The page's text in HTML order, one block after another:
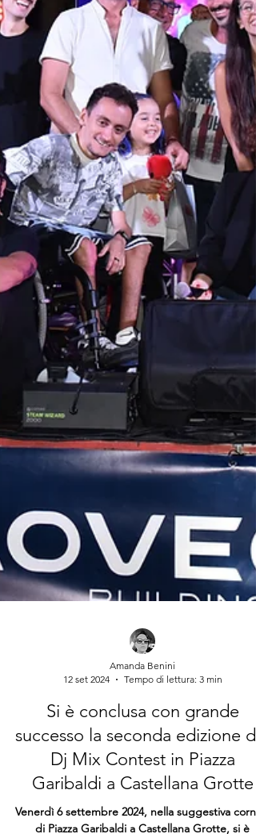
12 set 2024
Tempo di lettura: 3 min
Si è conclusa con grande
successo la seconda edizione
Dj Mix Contest in Piazza
Garibaldi a Castellana Grotte